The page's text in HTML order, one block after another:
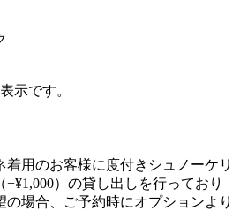
示です。
用のお客様に度付きシュノーケリ
+¥1,000）の貸し出しを行っており
の場合、ご予約時にオプションより